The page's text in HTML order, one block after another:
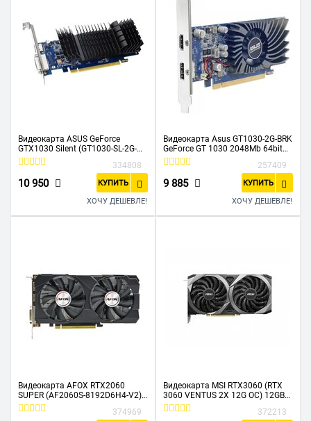
Видеокарта ASUS GeForce
GTX1030 Silent (GT1030-SL-2G-
BRK) 2GB 64bit GDDR5 (1228-
334808
10 950 КУПИТЬ
ХОЧУ ДЕШЕВЛЕ!
Видеокарта Asus GT1030-2G-BRK
GeForce GT 1030 2048Mb 64bit
GDDR3
1228/6008/HDMIx1/DPx1/HDCP
Ret low profile
257409
9 885 КУПИТЬ
ХОЧУ ДЕШЕВЛЕ!
Видеокарта AFOX RTX2060
SUPER (AF2060S-8192D6H4-V2)
8GB GAMING GDDR6 256Bit ATX
374969
Видеокарта MSI RTX3060 (RTX
3060 VENTUS 2X 12G OC) 12GB
GDDR6
372213